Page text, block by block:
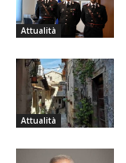
Attualità
Attualità